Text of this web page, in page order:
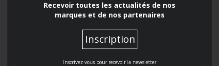
Recevoir toutes les actualités de nos
marques et de nos partenaires
Inscription
Inscrivez-vous pour recevoir la newsletter